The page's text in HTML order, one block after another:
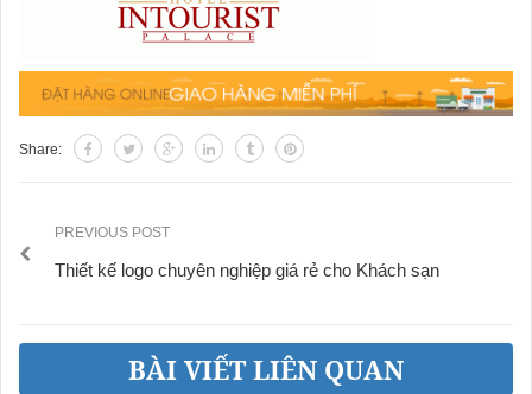
Share:
PREVIOUS POST
Thiết kế logo chuyên nghiệp giá rẻ cho Khách sạn
BÀI VIẾT LIÊN QUAN